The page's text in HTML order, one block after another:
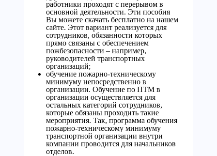
работники проходят с перерывом в
основной деятельности. Эти пособия
Вы можете скачать бесплатно на нашем
сайте. Этот вариант реализуется для
сотрудников, обязанности которых
прямо связаны с обеспечением
пожбезопасности – например,
руководителей транспортных
организаций;
обучение пожарно-техническому
минимуму непосредственно в
организации. Обучение по ПТМ в
организации осуществляется для
остальных категорий сотрудников,
которые обязаны проходить такие
мероприятия. Так, программа обучения
пожарно-техническому минимуму
транспортной организации внутри
компании проводится для начальников
отделов.